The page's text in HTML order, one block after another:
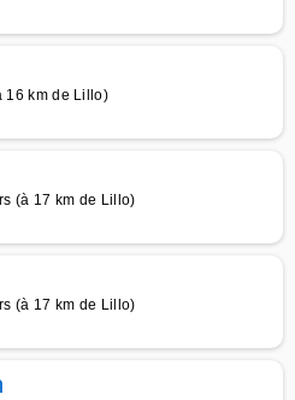
16 km de Lillo)
(à 17 km de Lillo)
(à 17 km de Lillo)